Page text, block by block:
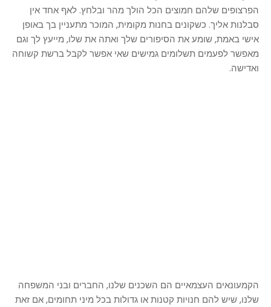
הפרצופים שלהם חמוצים הכל הולך מהר ובלחץ. לאף אחד אין
סבלנות אליך. כשקונים בחנות מקומית, המוכר מתעניין בך באופן
אישי באמת, שומע את הסיפורים שלך ואתה את שלו, מייעץ לך וגם
מאפשר לפעמים תשלומים גמישים שאי אפשר לקבל ברשת קשוחה
ואדישה.
הקמעונאים העצמאיים הם השכנים שלנו, החברים ובני המשפחה
שלנו, שיש להם חנויות קטנות או גדולות בכל מיני תחומים, אם זאת